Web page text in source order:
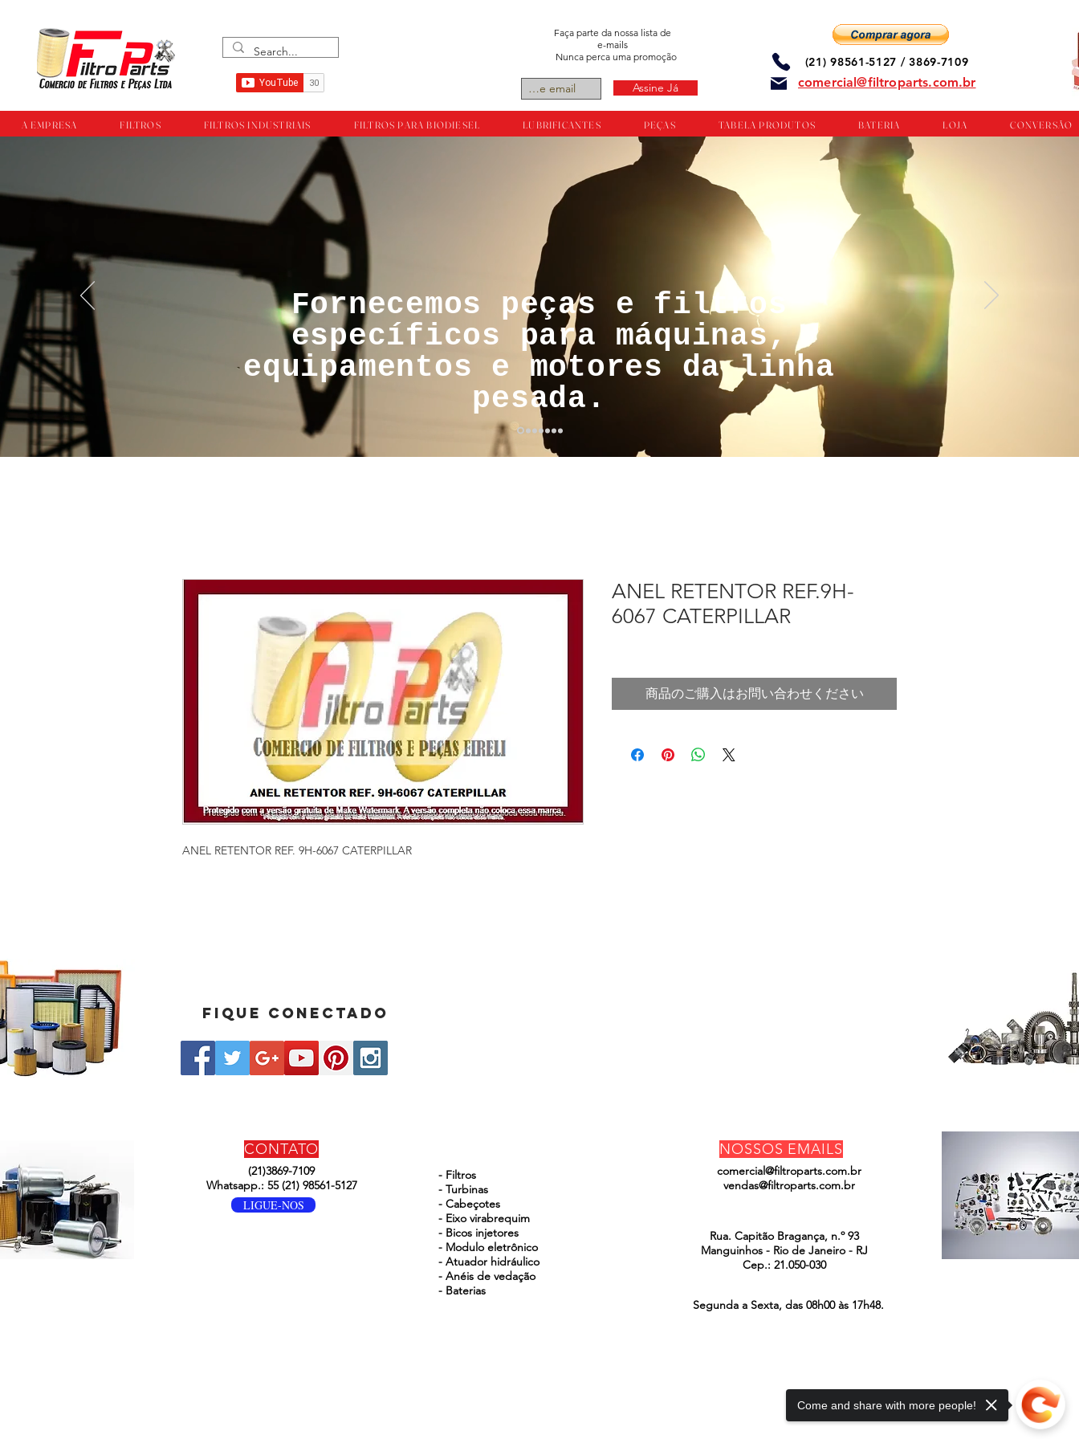
Faça parte da nossa lista de
e-mails
Nunca perca uma promoção
Assine Já
(21) 98561-5127 / 3869-7109
comercial@filtroparts.com.br
A EMPRESA FILTROS FILTROS INDUSTRIAIS FILTROS PARA BIODIESEL LUBRIFICANTES PEÇAS TABELA PRODUTOS BATERIA LOJA CONVERSÃO
™®©Todos os direitos reservador a
empresa Filtroparts.
Fornecemos peças e filtros
específicos para máquinas,
equipamentos e motores da linha
pesada.
ANEL RETENTOR REF. 9H-6067 CATERPILLAR
ANEL RETENTOR REF.9H-
6067 CATERPILLAR
商品のご購入はお問い合わせください
Fique conectado
CONTATO
(21)3869-7109
Whatsapp.: 55 (21) 98561-5127
LIGUE-NOS
- Filtros
- Turbinas
- Cabeçotes
- Eixo virabrequim
- Bicos injetores
- Modulo eletrônico
- Atuador hidráulico
- Anéis de vedação
- Baterias
NOSSOS EMAILS
comercial@filtroparts.com.br
vendas@filtroparts.com.br
Rua. Capitão Bragança, n.º 93
Manguinhos - Rio de Janeiro - RJ
Cep.: 21.050-030
Segunda a Sexta, das 08h00 às 17h48.
Come and share with more people!